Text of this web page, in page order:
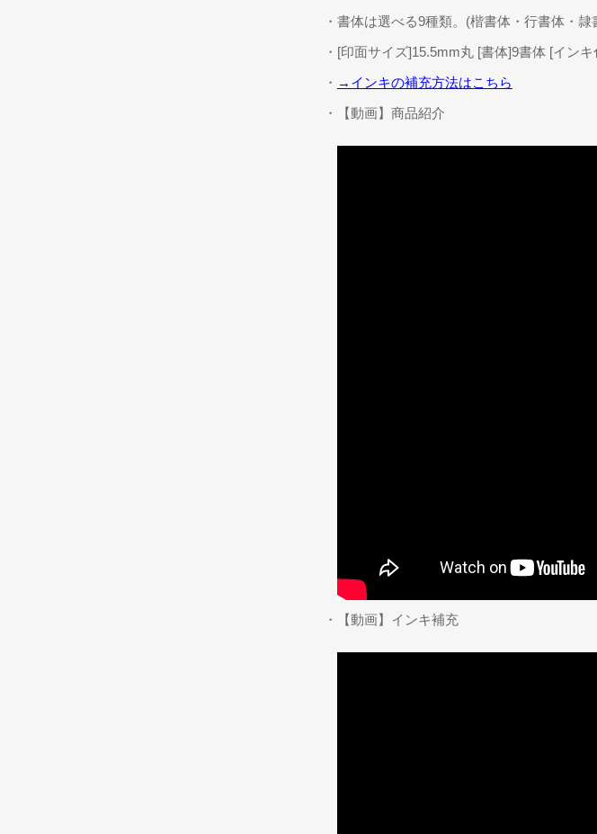
・書体は選べる9種類。(楷書体・行書体・
・[印面サイズ]15.5mm丸 [書体]9書体 [インキ
・ →インキの補充方法はこちら
・【動画】商品紹介
・【動画】インキ補充